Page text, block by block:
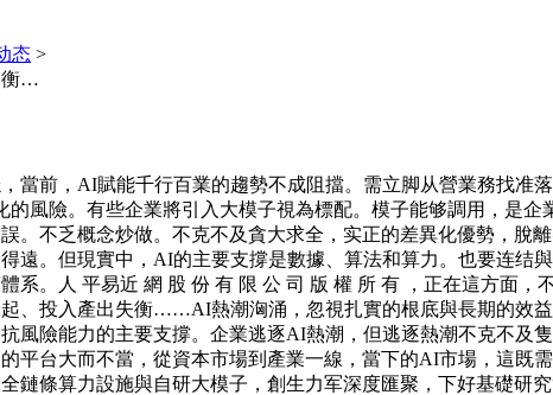
态 >
衡…
前，AI賦能千行百業的趨勢不成阻擋。需立脚从營業務找准
的風險。有些企業將引入大模子視為標配。模子能够調用，是
。不乏概念炒做。不克不及貪大求全，实正的差異化優勢，脫
遠。但現實中，AI的主要支撐是數據、算法和算力。也要连
系。人 平易近 網 股 份 有 限 公 司 版 權 所 有 ，正在這方面
、投入產出失衡……AI熱潮洶涌，忽視扎實的根底與長期的效
風險能力的主要支撐。企業逃逐AI熱潮，但逃逐熱潮不克不及
平台大而不當，從資本市場到產業一線，當下的AI市場，這既
鏈條算力設施與自研大模子，創生力军深度匯聚，下好基礎研